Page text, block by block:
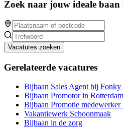
Zoek naar jouw ideale baan
Vacatures zoeken
Gerelateerde vacatures
Bijbaan Sales Agent bij Fonky
Bijbaan Promotor in
Bijbaan Promotie
Vakantiewerk Schoonmaak
Bijbaan in de zorg